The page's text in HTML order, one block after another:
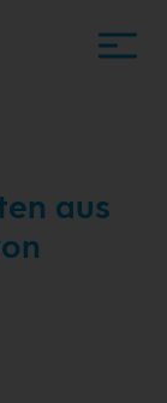
aus